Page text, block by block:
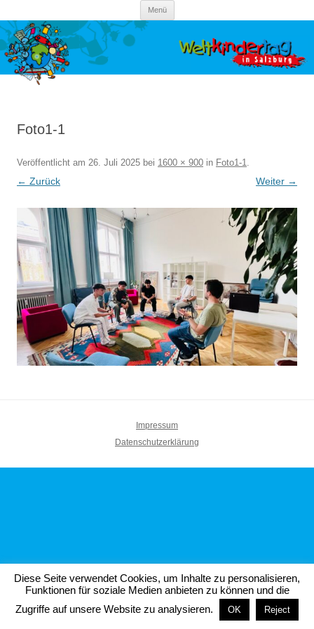
Kinderrechte Salzburg
Menü
Foto1-1
Veröffentlicht am 26. Juli 2025 bei 1600 × 900 in Foto1-1.
← Zurück Weiter →
Impressum
Datenschutzerklärung
Diese Seite verwendet Cookies, um Inhalte zu personalisieren,
Funktionen für soziale Medien anbieten zu können und die
Zugriffe auf unsere Website zu analysieren.
OK Reject